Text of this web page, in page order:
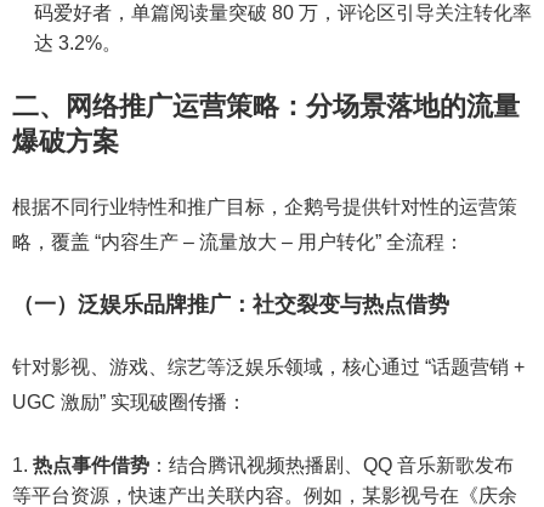
码爱好者，单篇阅读量突破 80 万，评论区引导关注转化率
达 3.2%。
二、网络推广运营策略：分场景落地的流量
爆破方案
根据不同行业特性和推广目标，企鹅号提供针对性的运营策
略，覆盖 “内容生产 – 流量放大 – 用户转化” 全流程：
（一）泛娱乐品牌推广：社交裂变与热点借势
针对影视、游戏、综艺等泛娱乐领域，核心通过 “话题营销 +
UGC 激励” 实现破圈传播：
热点事件借势 ：结合腾讯视频热播剧、QQ 音乐新歌发布
等平台资源，快速产出关联内容。例如，某影视号在《庆余